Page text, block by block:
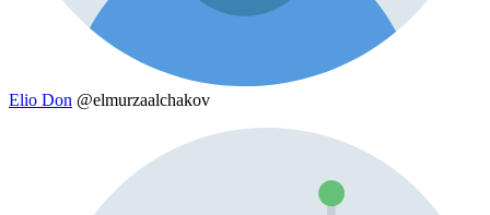
Elio Don @elmurzaalchakov